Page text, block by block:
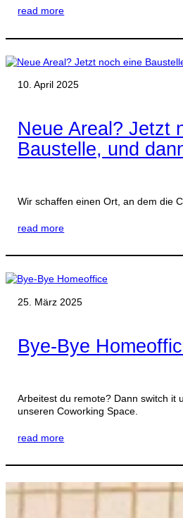
read more
10. April 2025
Neue Areal? Jetzt
Baustelle, und
Wir schaffen einen Ort, an dem die
read more
25. März 2025
Bye-Bye
Arbeitest du remote? Dann switch it
unseren Coworking Space.
read more